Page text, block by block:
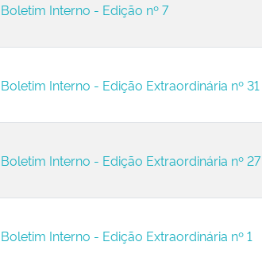
Boletim Interno - Edição nº 7
Boletim Interno - Edição Extraordinária nº 31
Boletim Interno - Edição Extraordinária nº 27
Boletim Interno - Edição Extraordinária nº 1